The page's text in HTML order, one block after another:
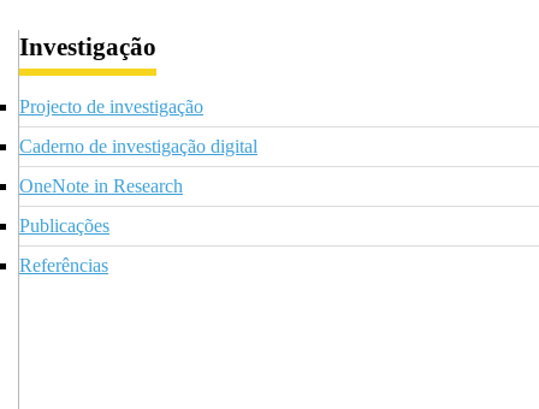
Investigação
Projecto de investigação
Caderno de investigação digital
OneNote in Research
Publicações
Referências